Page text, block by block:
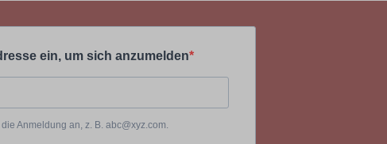
ein, um sich anzumelden
Anmeldung an, z. B. abc@xyz.com.